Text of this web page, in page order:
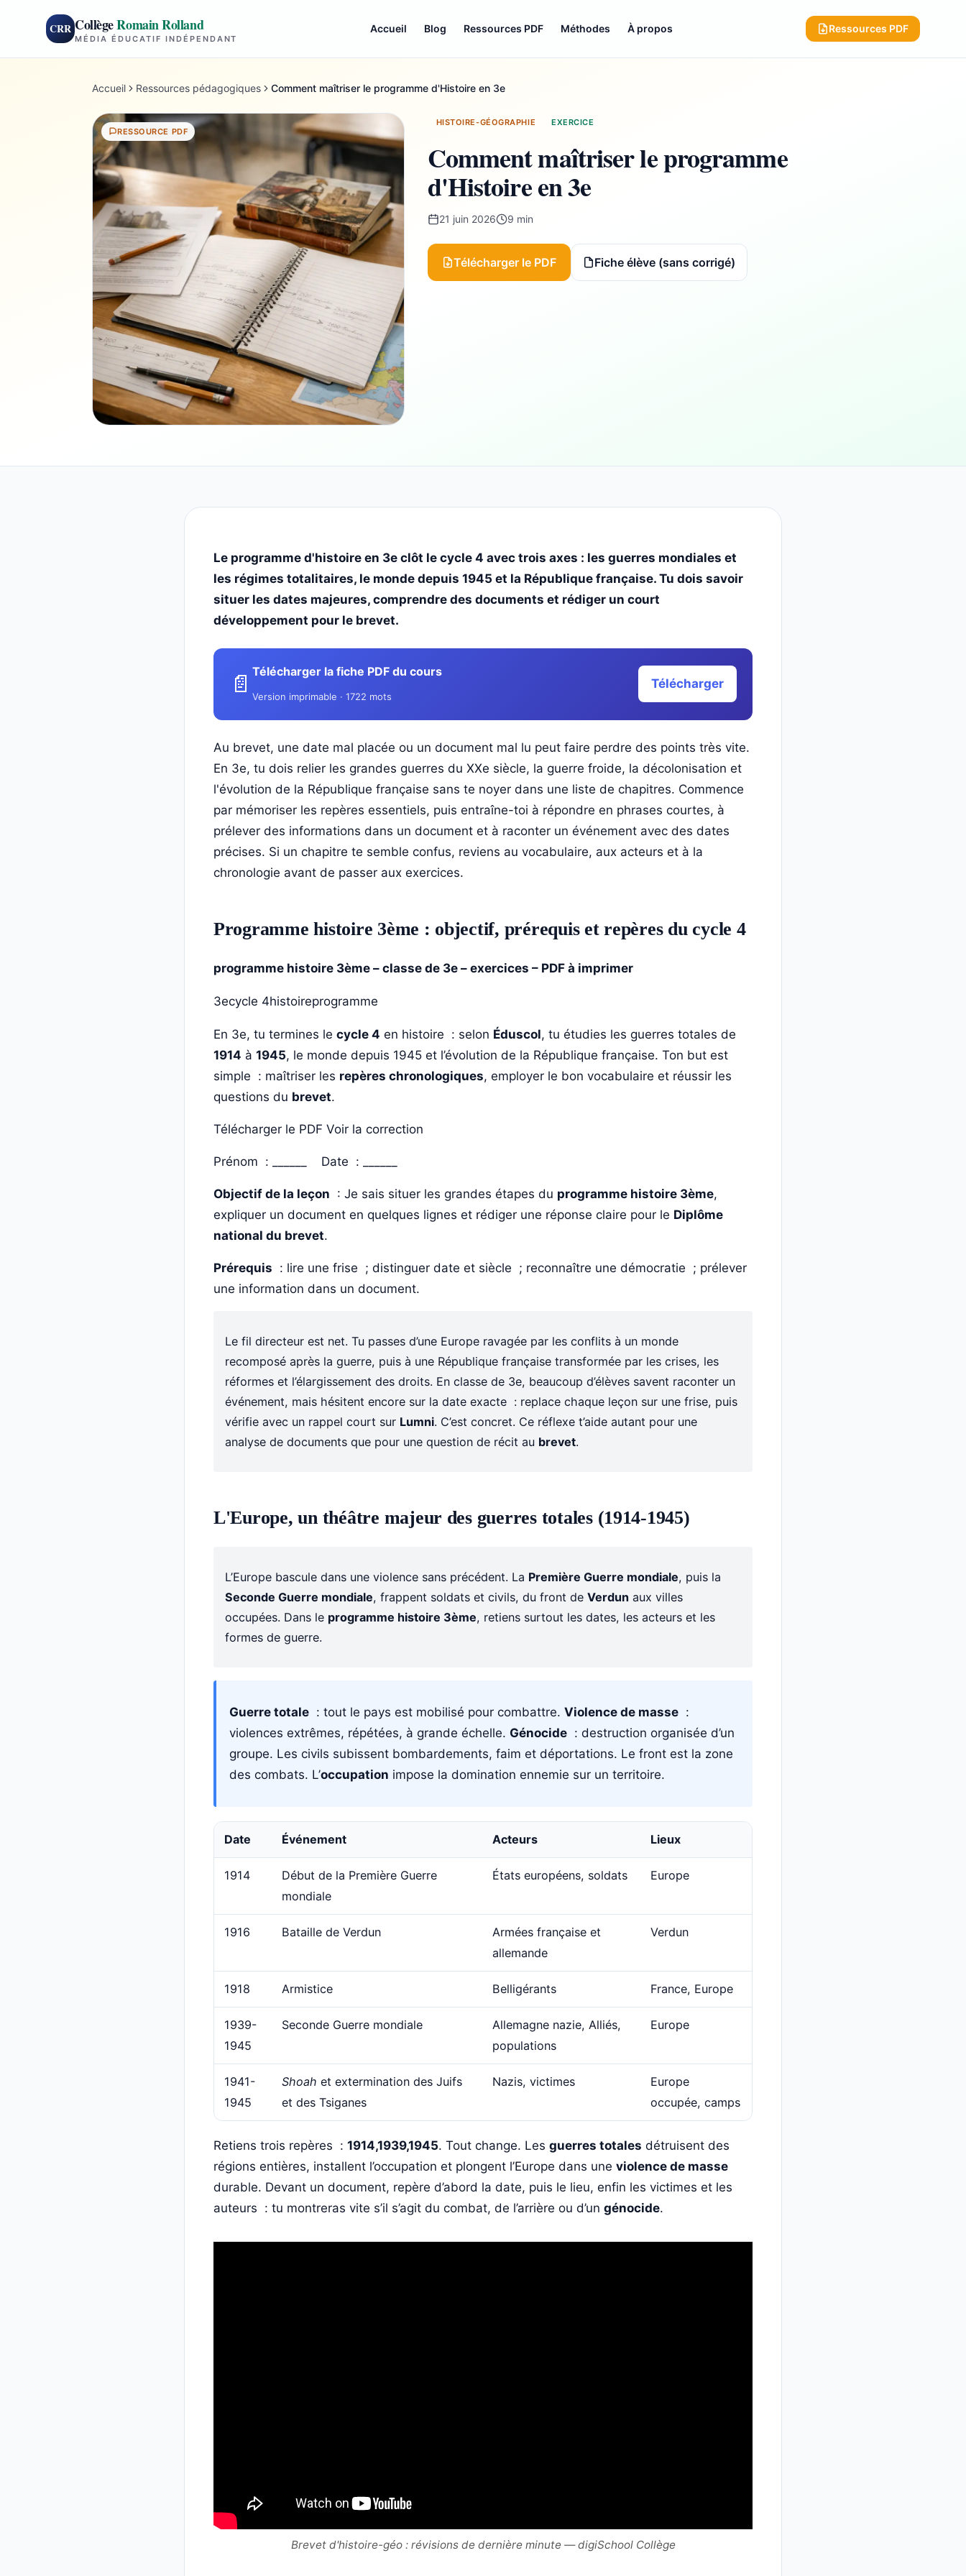
CRR CollègeRomain Rolland
MÉDIA ÉDUCATIF INDÉPENDANT
Accueil Blog Ressources PDF Méthodes À propos Ressources PDF
Accueil Ressources pédagogiques Comment maîtriser le programme d'Histoire en 3e
RESSOURCE PDF
HISTOIRE-GÉOGRAPHIE EXERCICE
Comment maîtriser le programme
d'Histoire en 3e
21 juin 2026 9 min
Télécharger le PDF Fiche élève (sans corrigé)
Le programme d'histoire en 3e clôt le cycle 4 avec trois axes : les guerres mondiales et
les régimes totalitaires, le monde depuis 1945 et la République française. Tu dois savoir
situer les dates majeures, comprendre des documents et rédiger un court
développement pour le brevet.
📄 Télécharger la fiche PDF du cours
Version imprimable · 1722 mots
Télécharger
Au brevet, une date mal placée ou un document mal lu peut faire perdre des points très vite.
En 3e, tu dois relier les grandes guerres du XXe siècle, la guerre froide, la décolonisation et
l'évolution de la République française sans te noyer dans une liste de chapitres. Commence
par mémoriser les repères essentiels, puis entraîne-toi à répondre en phrases courtes, à
prélever des informations dans un document et à raconter un événement avec des dates
précises. Si un chapitre te semble confus, reviens au vocabulaire, aux acteurs et à la
chronologie avant de passer aux exercices.
Programme histoire 3ème : objectif, prérequis et repères du cycle 4
programme histoire 3ème – classe de 3e – exercices – PDF à imprimer
3ecycle 4histoireprogramme
En 3e, tu termines le cycle 4 en histoire : selon Éduscol, tu étudies les guerres totales de
1914 à 1945, le monde depuis 1945 et l’évolution de la République française. Ton but est
simple : maîtriser les repères chronologiques, employer le bon vocabulaire et réussir les
questions du brevet.
Télécharger le PDF Voir la correction
Prénom : ______ Date : ______
Objectif de la leçon : Je sais situer les grandes étapes du programme histoire 3ème,
expliquer un document en quelques lignes et rédiger une réponse claire pour le Diplôme
national du brevet.
Prérequis : lire une frise ; distinguer date et siècle ; reconnaître une démocratie ; prélever
une information dans un document.
Le fil directeur est net. Tu passes d’une Europe ravagée par les conflits à un monde
recomposé après la guerre, puis à une République française transformée par les crises, les
réformes et l’élargissement des droits. En classe de 3e, beaucoup d’élèves savent raconter un
événement, mais hésitent encore sur la date exacte : replace chaque leçon sur une frise, puis
vérifie avec un rappel court sur Lumni. C’est concret. Ce réflexe t’aide autant pour une
analyse de documents que pour une question de récit au brevet.
L'Europe, un théâtre majeur des guerres totales (1914-1945)
L’Europe bascule dans une violence sans précédent. La Première Guerre mondiale, puis la
Seconde Guerre mondiale, frappent soldats et civils, du front de Verdun aux villes
occupées. Dans le programme histoire 3ème, retiens surtout les dates, les acteurs et les
formes de guerre.
Guerre totale : tout le pays est mobilisé pour combattre. Violence de masse :
violences extrêmes, répétées, à grande échelle. Génocide : destruction organisée d’un
groupe. Les civils subissent bombardements, faim et déportations. Le front est la zone
des combats. L’occupation impose la domination ennemie sur un territoire.
Date Événement Acteurs Lieux
1914
Début de la Première Guerre
mondiale
États européens, soldats Europe
1916 Bataille de Verdun
Armées française et
allemande
Verdun
1918 Armistice Belligérants France, Europe
1939-
1945
Seconde Guerre mondiale
Allemagne nazie, Alliés,
populations
Europe
1941-
1945
Shoah et extermination des Juifs
et des Tsiganes
Nazis, victimes
Europe
occupée, camps
Retiens trois repères : 1914,1939,1945. Tout change. Les guerres totales détruisent des
régions entières, installent l’occupation et plongent l’Europe dans une violence de masse
durable. Devant un document, repère d’abord la date, puis le lieu, enfin les victimes et les
auteurs : tu montreras vite s’il s’agit du combat, de l’arrière ou d’un génocide.
Brevet d'histoire-géo : révisions de dernière minute — digiSchool Collège